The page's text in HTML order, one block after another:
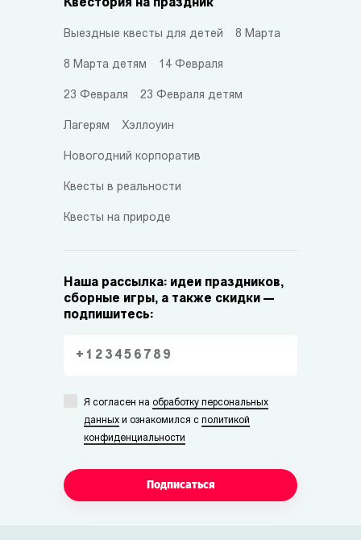
Квестория на праздник
Выездные квесты для детей 8 Марта
8 Марта детям 14 Февраля
23 Февраля 23 Февраля детям
Лагерям Хэллоуин
Новогодний корпоратив
Квесты в реальности
Квесты на природе
Наша рассылка: идеи праздников,
сборные игры, а также скидки —
подпишитесь:
Я согласен на обработку персональных
данных и ознакомился с политикой
конфиденциальности
Подписаться